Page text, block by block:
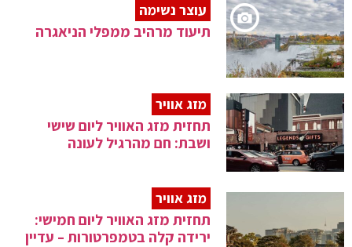
עוצר נשימה
תיעוד מרהיב ממפלי הניאגרה
מזג אוויר
תחזית מזג האוויר ליום שישי
ושבת: חם מהרגיל לעונה
מזג אוויר
תחזית מזג האוויר ליום חמישי:
ירידה קלה בטמפרטורות – עדיין